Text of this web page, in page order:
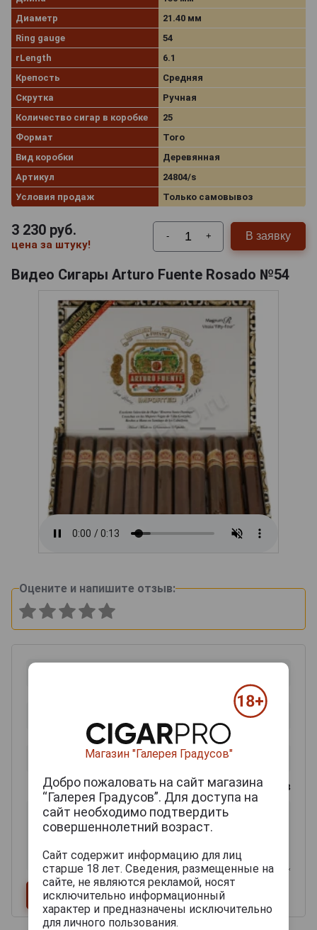
Диаметр
21.40 мм
Ring gauge
54
rLength
6.1
Крепость
Средняя
Скрутка
Ручная
Количество сигар в коробке
25
Формат
Toro
Вид коробки
Деревянная
Артикул
24804/s
Условия продаж
Только самовывоз
3 230 руб.
цена за штуку!
- + В заявку
Видео Сигары Arturo Fuente Rosado №54
Оцените и напишите отзыв:
0 из 2000 знаков
Магазин "Галерея Градусов"
Добро пожаловать на сайт магазина
“Галерея Градусов”. Для доступа на
сайт необходимо подтвердить
совершеннолетний возраст.
Сайт содержит информацию для лиц
старше 18 лет. Сведения, размещенные на
сайте, не являются рекламой, носят
исключительно информационный
характер и предназначены исключительно
для личного пользования.